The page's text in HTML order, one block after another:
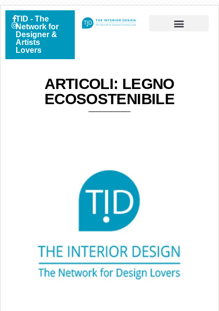
TID - The
Network for
Designer &
Artists
Lovers
ARTICOLI: LEGNO
ECOSOSTENIBILE